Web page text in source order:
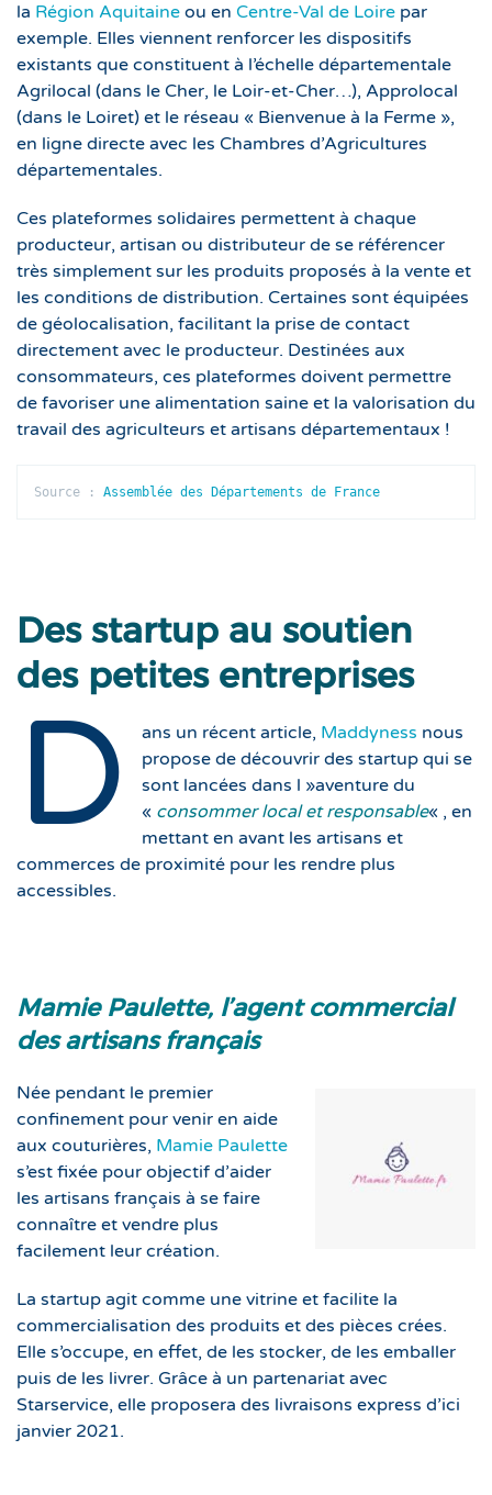
la Région Aquitaine ou en Centre-Val de Loire par
exemple. Elles viennent renforcer les dispositifs
existants que constituent à l’échelle départementale
Agrilocal (dans le Cher, le Loir-et-Cher…), Approlocal
(dans le Loiret) et le réseau « Bienvenue à la Ferme »,
en ligne directe avec les Chambres d’Agricultures
départementales.
Ces plateformes solidaires permettent à chaque
producteur, artisan ou distributeur de se référencer
très simplement sur les produits proposés à la vente et
les conditions de distribution. Certaines sont équipées
de géolocalisation, facilitant la prise de contact
directement avec le producteur. Destinées aux
consommateurs, ces plateformes doivent permettre
de favoriser une alimentation saine et la valorisation du
travail des agriculteurs et artisans départementaux !
Source : Assemblée des Départements de France
Des startup au soutien
des petites entreprises
D ans un récent article, Maddyness nous
propose de découvrir des startup qui se
sont lancées dans l »aventure du
« consommer local et responsable« , en
mettant en avant les artisans et
commerces de proximité pour les rendre plus
accessibles.
Mamie Paulette, l’agent commercial
des artisans français
Née pendant le premier
confinement pour venir en aide
aux couturières, Mamie Paulette
s’est fixée pour objectif d’aider
les artisans français à se faire
connaître et vendre plus
facilement leur création.
La startup agit comme une vitrine et facilite la
commercialisation des produits et des pièces crées.
Elle s’occupe, en effet, de les stocker, de les emballer
puis de les livrer. Grâce à un partenariat avec
Starservice, elle proposera des livraisons express d’ici
janvier 2021.